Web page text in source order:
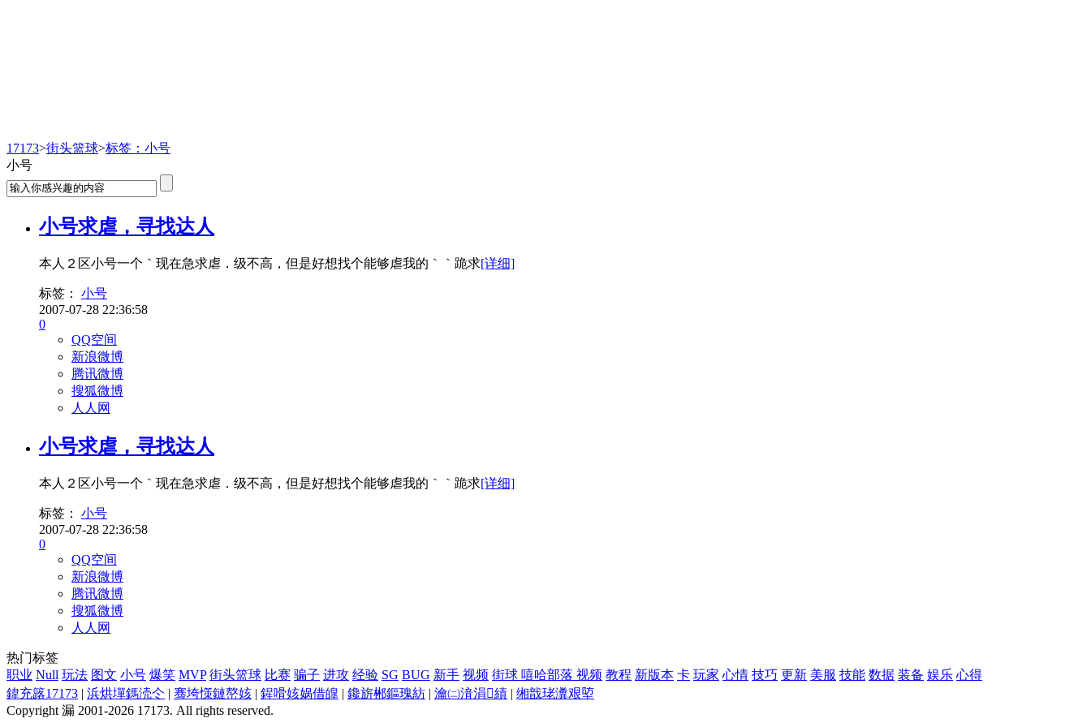
17173>街头篮球>标签：小号
小号
小号求虐，寻找达人
本人２区小号一个｀现在急求虐．级不高，但是好想找个能够虐我的｀｀跪求[详细]
标签：
小号
2007-07-28 22:36:58
0
QQ空间
新浪微博
腾讯微博
搜狐微博
人人网
小号求虐，寻找达人
本人２区小号一个｀现在急求虐．级不高，但是好想找个能够虐我的｀｀跪求[详细]
标签：
小号
2007-07-28 22:36:58
0
QQ空间
新浪微博
腾讯微博
搜狐微博
人人网
热门标签
职业 Null 玩法 图文 小号 爆笑 MVP 街头篮球 比赛 骗子 进攻 经验 SG BUG 新手 视频 街球 嘻哈部落 视频 教程 新版本 卡 玩家 心情 技巧 更新 美服 技能 数据 装备 娱乐 心得
鍏充簬17173 | 浜烘墠鎷涜仒 | 骞垮憡鏈嶅姟 | 鍟嗗姟娲借皥 | 鑱旂郴鏂瑰紡 | 瀹㈡湇涓績 | 缃戠珯瀵艰埅
Copyright 漏 2001-2026 17173. All rights reserved.